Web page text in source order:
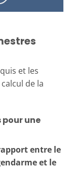
et les
de la
pour une
entre le
et le